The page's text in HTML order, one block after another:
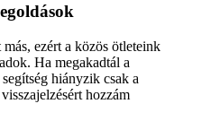
ezért a közös ötleteink
Ha megakadtál a
hiányzik csak a
hozzám